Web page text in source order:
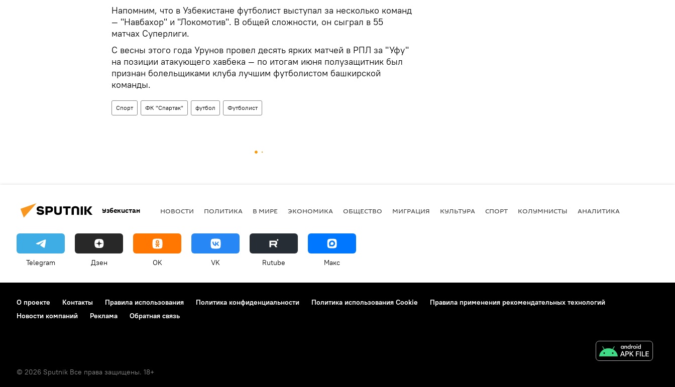
Напомним, что в Узбекистане футболист выступал за несколько команд
— "Навбахор" и "Локомотив". В общей сложности, он сыграл в 55
матчах Суперлиги.
С весны этого года Урунов провел десять ярких матчей в РПЛ за "Уфу"
на позиции атакующего хавбека — по итогам июня полузащитник был
признан болельщиками клуба лучшим футболистом башкирской
команды.
Спорт ФК "Спартак" футбол Футболист
Узбекистан НОВОСТИ ПОЛИТИКА В МИРЕ ЭКОНОМИКА ОБЩЕСТВО МИГРАЦИЯ КУЛЬТУРА СПОРТ КОЛУМНИСТЫ АНАЛИТИКА
Telegram Дзен OK VK Rutube Макс
О проекте Контакты Правила использования Политика конфиденциальности Политика использования Cookie
Правила применения рекомендательных технологий
Новости компаний
Реклама Обратная связь
© 2026 Sputnik Все права защищены. 18+